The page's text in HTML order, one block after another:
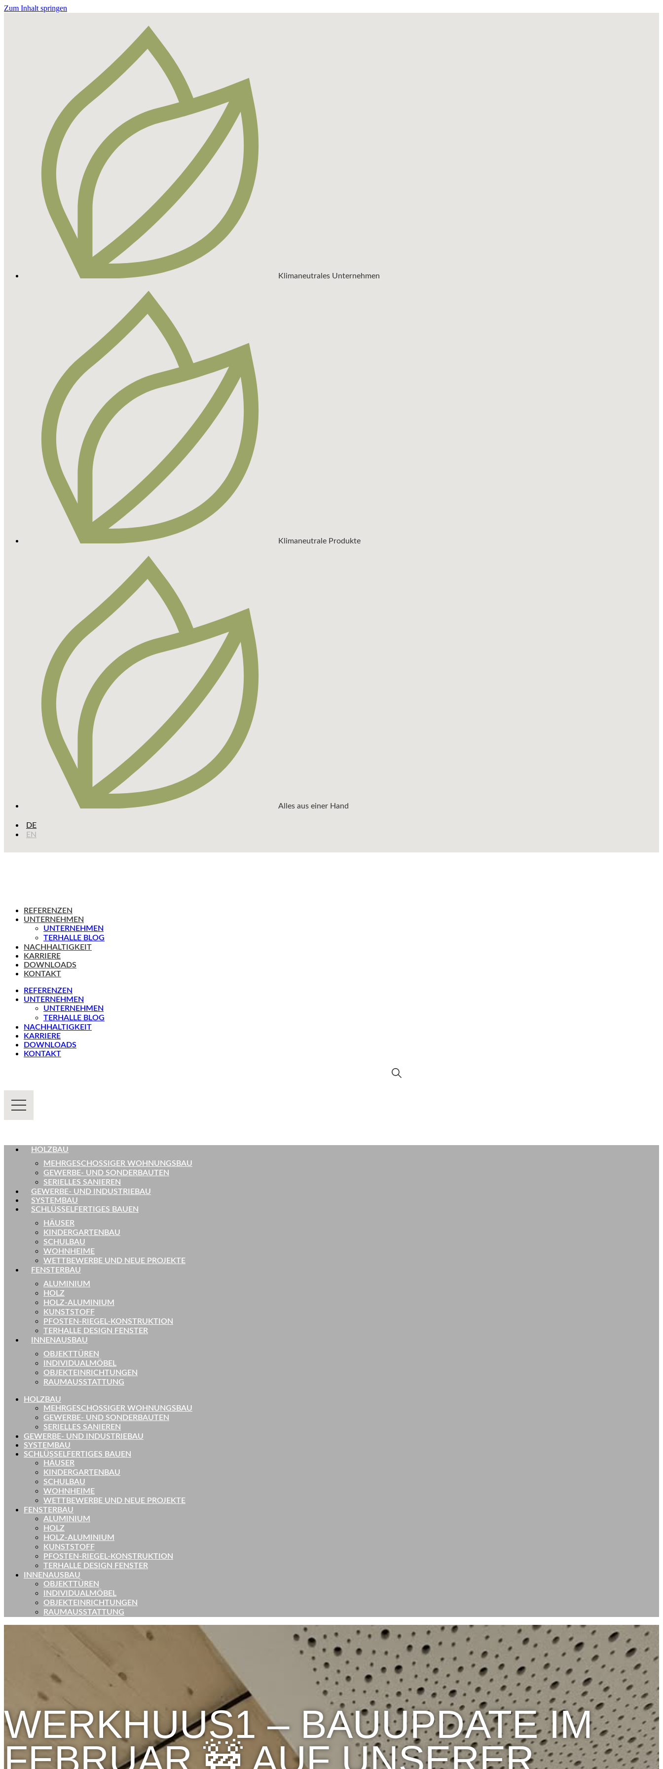
Zum Inhalt springen
Klimaneutrales Unternehmen
Klimaneutrale Produkte
Alles aus einer Hand
DE
EN
REFERENZEN
UNTERNEHMEN
UNTERNEHMEN
TERHALLE BLOG
NACHHALTIGKEIT
KARRIERE
DOWNLOADS
KONTAKT
REFERENZEN
UNTERNEHMEN
UNTERNEHMEN
TERHALLE BLOG
NACHHALTIGKEIT
KARRIERE
DOWNLOADS
KONTAKT
HOLZBAU
MEHRGESCHOSSIGER WOHNUNGSBAU
GEWERBE- UND SONDERBAUTEN
SERIELLES SANIEREN
GEWERBE- UND INDUSTRIEBAU
SYSTEMBAU
SCHLÜSSELFERTIGES BAUEN
HÄUSER
KINDERGARTENBAU
SCHULBAU
WOHNHEIME
WETTBEWERBE UND NEUE PROJEKTE
FENSTERBAU
ALUMINIUM
HOLZ
HOLZ-ALUMINIUM
KUNSTSTOFF
PFOSTEN-RIEGEL-KONSTRUKTION
TERHALLE DESIGN FENSTER
INNENAUSBAU
OBJEKTTÜREN
INDIVIDUALMÖBEL
OBJEKTEINRICHTUNGEN
RAUMAUSSTATTUNG
HOLZBAU
MEHRGESCHOSSIGER WOHNUNGSBAU
GEWERBE- UND SONDERBAUTEN
SERIELLES SANIEREN
GEWERBE- UND INDUSTRIEBAU
SYSTEMBAU
SCHLÜSSELFERTIGES BAUEN
HÄUSER
KINDERGARTENBAU
SCHULBAU
WOHNHEIME
WETTBEWERBE UND NEUE PROJEKTE
FENSTERBAU
ALUMINIUM
HOLZ
HOLZ-ALUMINIUM
KUNSTSTOFF
PFOSTEN-RIEGEL-KONSTRUKTION
TERHALLE DESIGN FENSTER
INNENAUSBAU
OBJEKTTÜREN
INDIVIDUALMÖBEL
OBJEKTEINRICHTUNGEN
RAUMAUSSTATTUNG
WERKHUUS1 – BAUUPDATE IM
FEBRUAR 🚧 AUF UNSERER